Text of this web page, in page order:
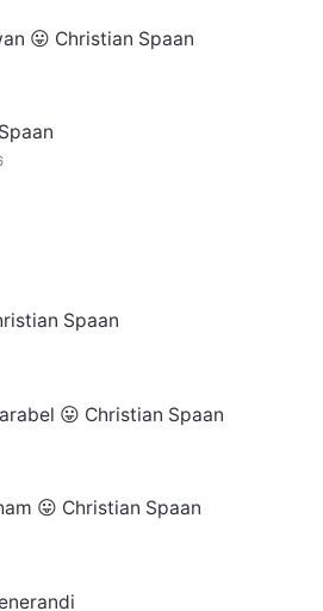
😛 Christian Spaan
Spaan
😛 Christian Spaan
😛 Christian Spaan